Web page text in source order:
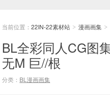
当前位置： 22IN-22素材站 > 漫画画集 >
BL全彩同人CG图
无M 巨//根
分类： BL漫画画集